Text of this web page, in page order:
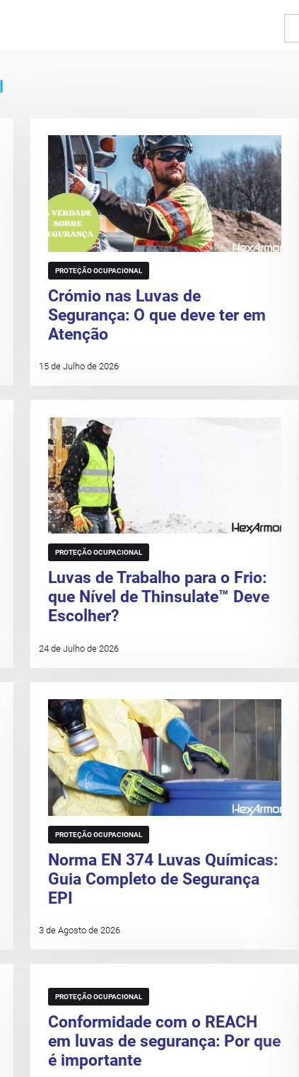
PROTEÇÃO OCUPACIONAL
Crómio nas Luvas de
Segurança: O que deve ter em
Atenção
15 de Julho de 2026
PROTEÇÃO OCUPACIONAL
Luvas de Trabalho para o Frio:
que Nível de Thinsulate™ Deve
Escolher?
24 de Julho de 2026
PROTEÇÃO OCUPACIONAL
Norma EN 374 Luvas Químicas:
Guia Completo de Segurança
EPI
3 de Agosto de 2026
PROTEÇÃO OCUPACIONAL
Conformidade com o REACH
em luvas de segurança: Por que
é importante